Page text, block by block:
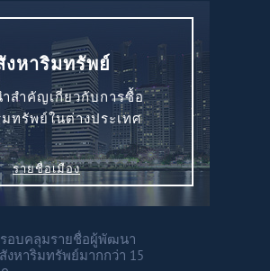
งหาริมทรัพย์
สำคัญเกี่ยวกับการซื้อ
ทรัพย์ในต่างประเทศ
รายชื่อเมือง
อบคลุมรายชื่อผู้พัฒนา
หาริมทรัพย์มากกว่า 15